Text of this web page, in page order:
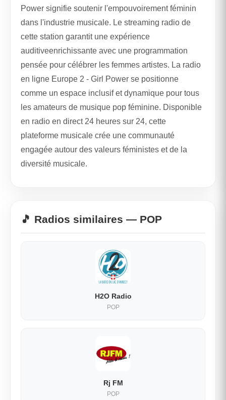
Power signifie soutenir l'empouvoirement féminin
dans l'industrie musicale. Le streaming radio de
cette station garantit une expérience
auditiveenrichissante avec une programmation
pensée pour célébrer les femmes artistes. La radio
en ligne Europe 2 - Girl Power se positionne
comme un espace inclusif et dynamique pour tous
les amateurs de musique pop féminine. Disponible
en radio en direct 24 heures sur 24, cette
plateforme musicale crée une communauté
engagée autour des valeurs féministes et de la
diversité musicale.
🎵 Radios similaires — POP
H2O Radio
POP
Rj FM
POP